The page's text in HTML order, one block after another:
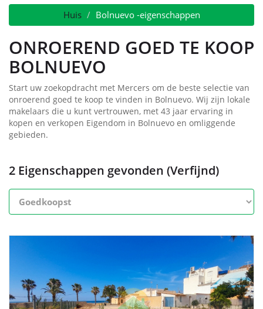
Huis Bolnuevo -eigenschappen
ONROEREND GOED TE KOOP
BOLNUEVO
Start uw zoekopdracht met Mercers om de beste selectie van
onroerend goed te koop te vinden in Bolnuevo. Wij zijn lokale
makelaars die u kunt vertrouwen, met 43 jaar ervaring in
kopen en verkopen Eigendom in Bolnuevo en omliggende
gebieden.
2 Eigenschappen gevonden (Verfijnd)